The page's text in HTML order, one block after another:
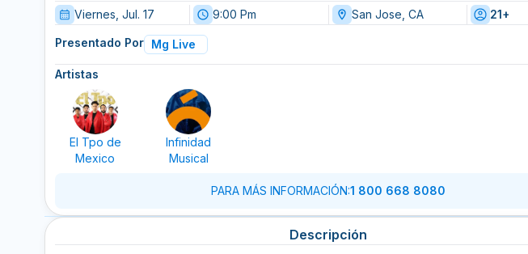
Viernes, Jul. 17 9:00 Pm San Jose, CA 21+
Presentado Por Mg Live
Artistas
El Tpo de
Mexico
Infinidad
Musical
PARA MÁS INFORMACIÓN:1 800 668 8080
Descripción